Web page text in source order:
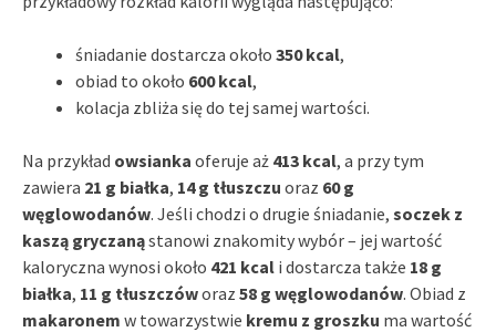
śniadanie dostarcza około 350 kcal,
obiad to około 600 kcal,
kolacja zbliża się do tej samej wartości.
Na przykład owsianka oferuje aż 413 kcal, a przy tym
zawiera 21 g białka, 14 g tłuszczu oraz 60 g
węglowodanów. Jeśli chodzi o drugie śniadanie, soczek z
kaszą gryczanąstanowi znakomity wybór – jej wartość
kaloryczna wynosi około 421 kcal i dostarcza także 18 g
białka, 11 g tłuszczóworaz 58 g węglowodanów. Obiad z
makaronem w towarzystwie kremu z groszku ma wartość